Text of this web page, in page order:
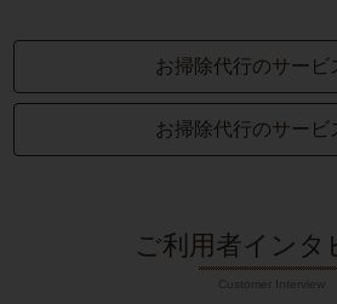
お掃除代行のサービ
お掃除代行のサービ
ご利用者インタ
Customer Interview